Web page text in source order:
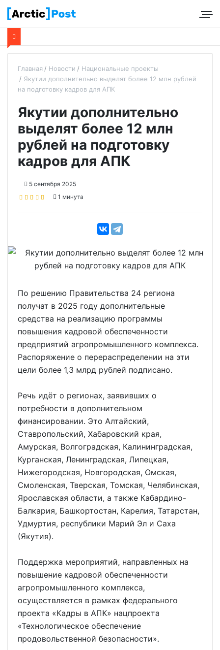
Главная Новости
Национальные проекты
Якутии дополнительно выделят более 12 млн рублей
на подготовку кадров для АПК
Якутии дополнительно
выделят более 12 млн
рублей на подготовку
кадров для АПК
5 сентября 2025
1 минута
По решению Правительства 24 региона
получат в 2025 году дополнительные
средства на реализацию программы
повышения кадровой обеспеченности
предприятий агропромышленного комплекса.
Распоряжение о перераспределении на эти
цели более 1,3 млрд рублей подписано.
Речь идёт о регионах, заявивших о
потребности в дополнительном
финансировании. Это Алтайский,
Ставропольский, Хабаровский края,
Амурская, Волгоградская, Калининградская,
Курганская, Ленинградская, Липецкая,
Нижегородская, Новгородская, Омская,
Смоленская, Тверская, Томская, Челябинская,
Ярославская области, а также Кабардино-
Балкария, Башкортостан, Карелия, Татарстан,
Удмуртия, республики Марий Эл и Саха
(Якутия).
Поддержка мероприятий, направленных на
повышение кадровой обеспеченности
агропромышленного комплекса,
осуществляется в рамках федерального
проекта «Кадры в АПК» нацпроекта
«Технологическое обеспечение
продовольственной безопасности».